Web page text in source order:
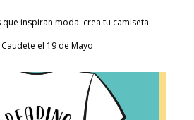
que inspiran moda: crea tu camiseta
el 19 de Mayo